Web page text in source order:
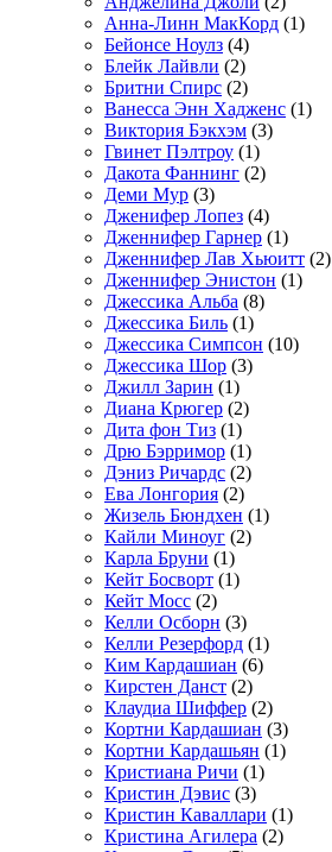
Анна-Линн МакКорд (1)
Бейонсе Ноулз (4)
Блейк Лайвли (2)
Бритни Спирс (2)
Ванесса Энн Хадженс (1)
Виктория Бэкхэм (3)
Гвинет Пэлтроу (1)
Дакота Фаннинг (2)
Деми Мур (3)
Дженифер Лопез (4)
Дженнифер Гарнер (1)
Дженнифер Лав Хьюитт (2)
Дженнифер Энистон (1)
Джессика Альба (8)
Джессика Биль (1)
Джессика Симпсон (10)
Джессика Шор (3)
Джилл Зарин (1)
Диана Крюгер (2)
Дита фон Тиз (1)
Дрю Бэрримор (1)
Дэниз Ричардс (2)
Ева Лонгория (2)
Жизель Бюндхен (1)
Кайли Миноуг (2)
Карла Бруни (1)
Кейт Босворт (1)
Кейт Мосс (2)
Келли Осборн (3)
Келли Резерфорд (1)
Ким Кардашиан (6)
Кирстен Данст (2)
Клаудиа Шиффер (2)
Кортни Кардашиан (3)
Кортни Кардашьян (1)
Кристиана Ричи (1)
Кристин Дэвис (3)
Кристин Каваллари (1)
Кристина Агилера (2)